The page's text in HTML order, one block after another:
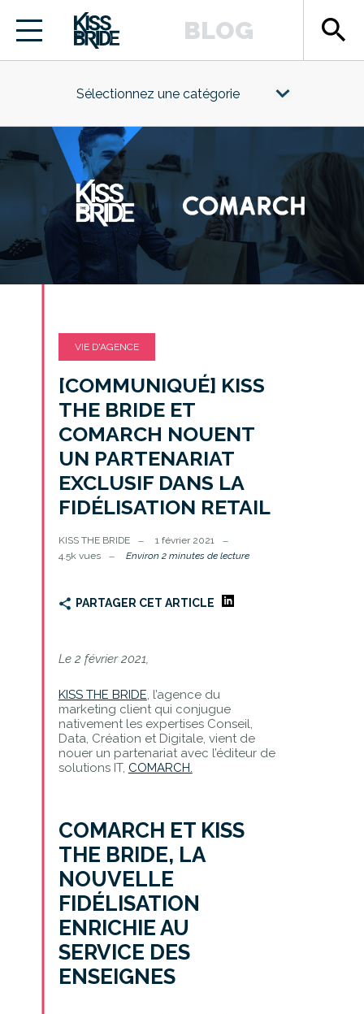
BLOG search
Sélectionnez une catégorie
VIE D'AGENCE
[COMMUNIQUÉ] KISS
THE BRIDE ET
COMARCH NOUENT
UN PARTENARIAT
EXCLUSIF DANS LA
FIDÉLISATION RETAIL
KISS THE BRIDE
1 février 2021
4.5k vues
Environ 2 minutes de lecture
PARTAGER CET ARTICLE
Le 2 février 2021,
KISS THE BRIDE, l’agence du
marketing client qui conjugue
nativement les expertises Conseil,
Data, Création et Digitale, vient de
nouer un partenariat avec l’éditeur de
solutions IT, COMARCH.
COMARCH ET KISS
THE BRIDE, LA
NOUVELLE
FIDÉLISATION
ENRICHIE AU
SERVICE DES
ENSEIGNES